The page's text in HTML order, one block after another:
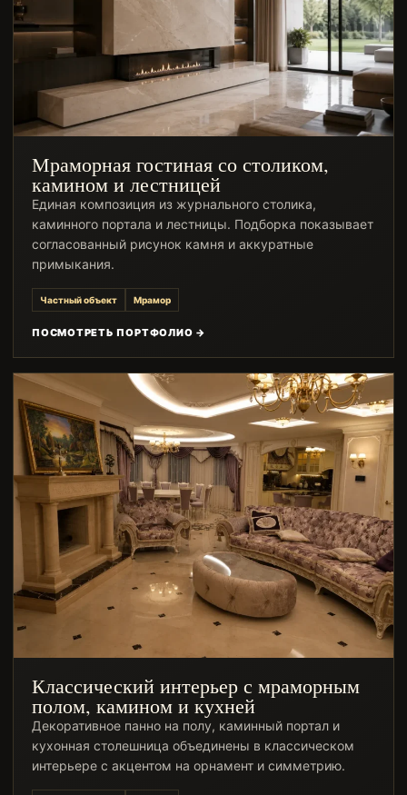
Мраморная гостиная со столиком,
камином и лестницей
Единая композиция из журнального столика,
каминного портала и лестницы. Подборка показывает
согласованный рисунок камня и аккуратные
примыкания.
Частный объект Мрамор
ПОСМОТРЕТЬ ПОРТФОЛИО →
Классический интерьер с мраморным
полом, камином и кухней
Декоративное панно на полу, каминный портал и
кухонная столешница объединены в классическом
интерьере с акцентом на орнамент и симметрию.